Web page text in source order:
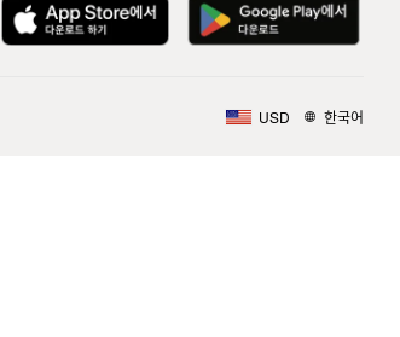
USD 한국어